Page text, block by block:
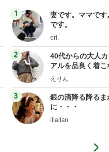
1
妻です。ママです
です。
eri.
2
40代からの大人
アルを品良く着こ
ファッションブロ
えりん
3
銀の滴降る降るま
に・・・
illallan